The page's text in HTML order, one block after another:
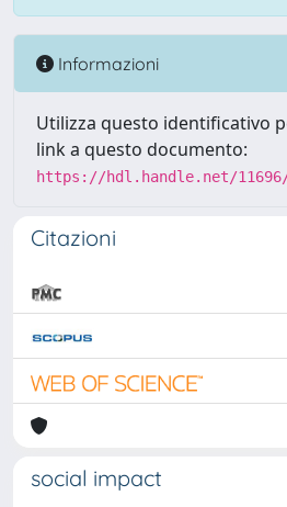
Informazioni
Utilizza questo identificativo
link a questo documento:
https://hdl.handle.net/11696/
Citazioni
social impact